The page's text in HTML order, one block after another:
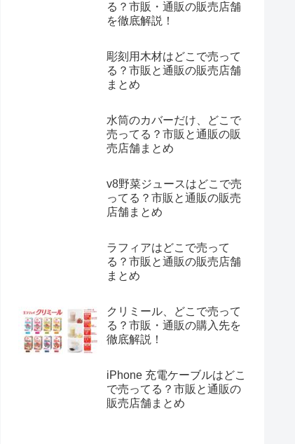
る？市販・通販の販売店舗
を徹底解説！
彫刻用木材はどこで売って
る？市販と通販の販売店舗
まとめ
水筒のカバーだけ、どこで
売ってる？市販と通販の販
売店舗まとめ
v8野菜ジュースはどこで売
ってる？市販と通販の販売
店舗まとめ
ラフィアはどこで売って
る？市販と通販の販売店舗
まとめ
クリミール、どこで売って
る？市販・通販の購入先を
徹底解説！
iPhone 充電ケーブルはどこ
で売ってる？市販と通販の
販売店舗まとめ